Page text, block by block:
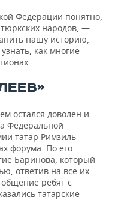
Федерации понятно,
тюркских народов, —
нашу историю,
как многие
остался доволен и
Федеральной
татар Римзиль
форума. По его
Баринова, который
ответив на все их
ребят с
татарские